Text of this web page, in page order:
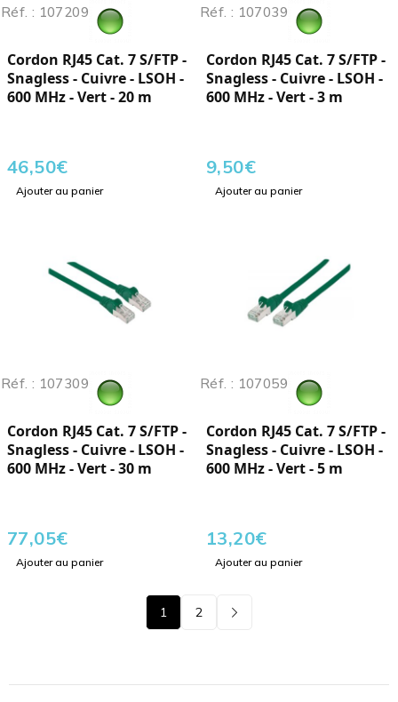
Réf. : 107209
Cordon RJ45 Cat. 7 S/FTP -
Snagless - Cuivre - LSOH -
600 MHz - Vert - 20 m
46,50€
Ajouter au panier
Réf. : 107039
Cordon RJ45 Cat. 7 S/FTP -
Snagless - Cuivre - LSOH -
600 MHz - Vert - 3 m
9,50€
Ajouter au panier
Réf. : 107309
Cordon RJ45 Cat. 7 S/FTP -
Snagless - Cuivre - LSOH -
600 MHz - Vert - 30 m
77,05€
Ajouter au panier
Réf. : 107059
Cordon RJ45 Cat. 7 S/FTP -
Snagless - Cuivre - LSOH -
600 MHz - Vert - 5 m
13,20€
Ajouter au panier
1 2